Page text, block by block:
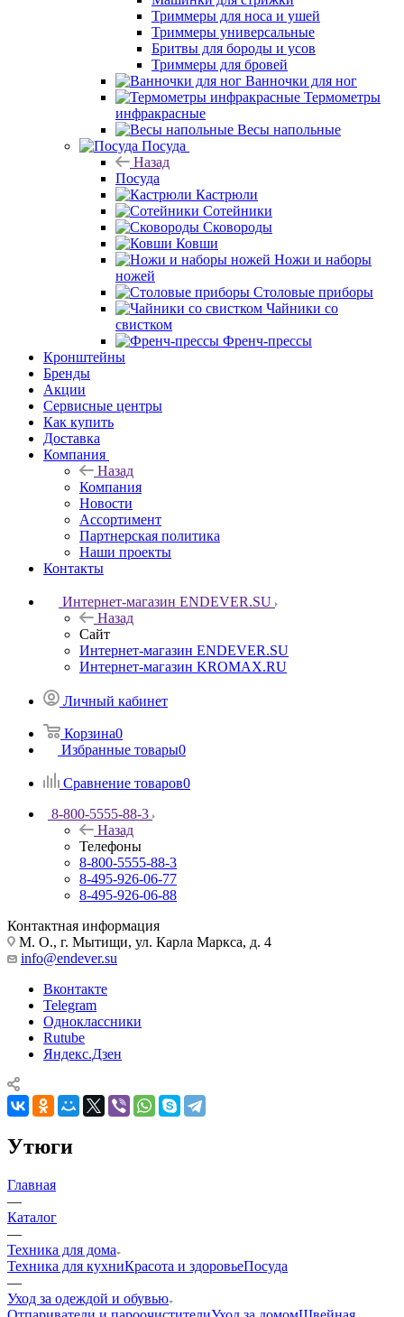
Триммеры для носа и ушей
Триммеры универсальные
Бритвы для бороды и усов
Триммеры для бровей
Ванночки для ног
Термометры
инфракрасные
Весы напольные
Посуда
Назад
Посуда
Кастрюли
Сотейники
Сковороды
Ковши
Ножи и наборы
ножей
Столовые приборы
Чайники со
свистком
Френч-прессы
Кронштейны
Бренды
Акции
Сервисные центры
Как купить
Доставка
Компания
Назад
Компания
Новости
Ассортимент
Партнерская политика
Наши проекты
Контакты
Интернет-магазин ENDEVER.SU
Назад
Сайт
Интернет-магазин ENDEVER.SU
Интернет-магазин KROMAX.RU
Личный кабинет
Корзина0
Избранные товары0
Сравнение товаров0
8-800-5555-88-3
Назад
Телефоны
8-800-5555-88-3
8-495-926-06-77
8-495-926-06-88
Контактная информация
М. О., г. Мытищи, ул. Карла Маркса, д. 4
info@endever.su
Вконтакте
Telegram
Одноклассники
Rutube
Яндекс.Дзен
Утюги
Главная
—
Каталог
—
Техника для дома
Техника для кухниКрасота и здоровьеПосуда
—
Уход за одеждой и обувью